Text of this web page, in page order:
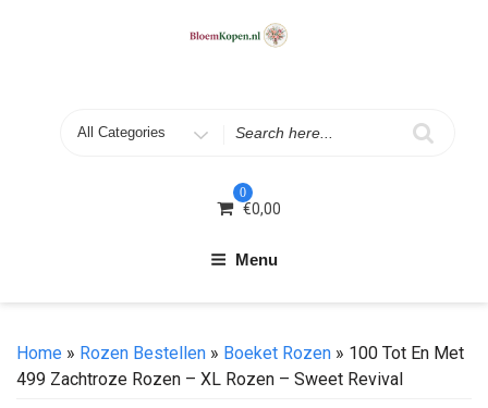
0
€0,00
Menu
Home » Rozen Bestellen » Boeket Rozen » 100 Tot En Met
499 Zachtroze Rozen – XL Rozen – Sweet Revival